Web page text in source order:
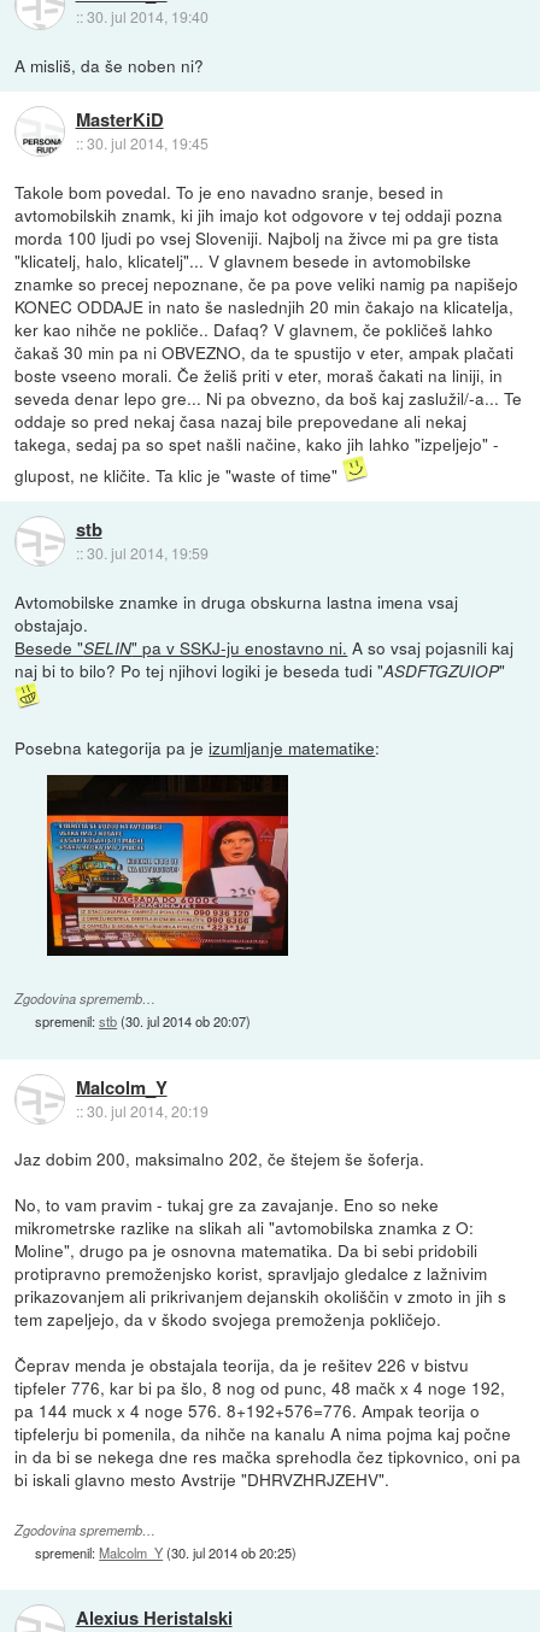
::30. jul 2014, 19:40
A misliš, da še noben ni?
MasterKiD
::30. jul 2014, 19:45
Takole bom povedal. To je eno navadno sranje, besed in
avtomobilskih znamk, ki jih imajo kot odgovore v tej oddaji pozna
morda 100 ljudi po vsej Sloveniji. Najbolj na živce mi pa gre tista
"klicatelj, halo, klicatelj"... V glavnem besede in avtomobilske
znamke so precej nepoznane, če pa pove veliki namig pa napišejo
KONEC ODDAJE in nato še naslednjih 20 min čakajo na klicatelja,
ker kao nihče ne pokliče.. Dafaq? V glavnem, če pokličeš lahko
čakaš 30 min pa ni OBVEZNO, da te spustijo v eter, ampak plačati
boste vseeno morali. Če želiš priti v eter, moraš čakati na liniji, in
seveda denar lepo gre... Ni pa obvezno, da boš kaj zaslužil/-a... Te
oddaje so pred nekaj časa nazaj bile prepovedane ali nekaj
takega, sedaj pa so spet našli načine, kako jih lahko "izpeljejo" -
glupost, ne kličite. Ta klic je "waste of time"
stb
::30. jul 2014, 19:59
Avtomobilske znamke in druga obskurna lastna imena vsaj
obstajajo.
Besede "SELIN" pa v SSKJ-ju enostavno ni. A so vsaj pojasnili kaj
naj bi to bilo? Po tej njihovi logiki je beseda tudi "ASDFTGZUIOP"
Posebna kategorija pa jeizumljanje matematike:
Zgodovina sprememb…
spremenil:stb(30. jul 2014 ob 20:07)
Malcolm_Y
::30. jul 2014, 20:19
Jaz dobim 200, maksimalno 202, če štejem še šoferja.
No, to vam pravim - tukaj gre za zavajanje. Eno so neke
mikrometrske razlike na slikah ali "avtomobilska znamka z O:
Moline", drugo pa je osnovna matematika. Da bi sebi pridobili
protipravno premoženjsko korist, spravljajo gledalce z lažnivim
prikazovanjem ali prikrivanjem dejanskih okoliščin v zmoto in jih s
tem zapeljejo, da v škodo svojega premoženja pokličejo.
Čeprav menda je obstajala teorija, da je rešitev 226 v bistvu
tipfeler 776, kar bi pa šlo, 8 nog od punc, 48 mačk x 4 noge 192,
pa 144 muck x 4 noge 576. 8+192+576=776. Ampak teorija o
tipfelerju bi pomenila, da nihče na kanalu A nima pojma kaj počne
in da bi se nekega dne res mačka sprehodla čez tipkovnico, oni pa
bi iskali glavno mesto Avstrije "DHRVZHRJZEHV".
Zgodovina sprememb…
spremenil:Malcolm_Y(30. jul 2014 ob 20:25)
Alexius Heristalski